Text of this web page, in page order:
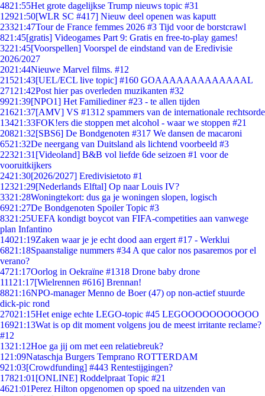
4821:55Het grote dagelijkse Trump nieuws topic #31
12921:50[WLR SC #417] Nieuw deel openen was kaputt
23321:47Tour de France femmes 2026 #3 Tijd voor de borstcrawl
821:45[gratis] Videogames Part 9: Gratis en free-to-play games!
3221:45[Voorspellen] Voorspel de eindstand van de Eredivisie
2026/2027
2021:44Nieuwe Marvel films. #12
21521:43[UEL/ECL live topic] #160 GOAAAAAAAAAAAAAL
271 21:42Post hier pas overleden muzikanten #32
9921:39[NPO1] Het Familiediner #23 - te allen tijden
21621:37[AMV] VS #1312 spammers van de internationale rechtsorde
13421:33FOK!ers die stoppen met alcohol - waar we stoppen #21
20821:32[SBS6] De Bondgenoten #317 We dansen de macaroni
6521:32De neergang van Duitsland als lichtend voorbeeld #3
22321:31 [Videoland] B&B vol liefde 6de seizoen #1 voor de
vooruitkijkers
2421:30[2026/2027] Eredivisietoto #1
12321:29[Nederlands Elftal] Op naar Louis IV?
3321:28Woningtekort: dus ga je woningen slopen, logisch
6921:27De Bondgenoten Spoiler Topic #3
8321:25UEFA kondigt boycot van FIFA-competities aan vanwege
plan Infantino
14021:19Zaken waar je je echt dood aan ergert #17 - Werklui
6821:18Spaanstalige nummers #34 A que calor nos pasaremos por el
verano?
4721:17Oorlog in Oekraïne #1318 Drone baby drone
111 21:17[Wielrennen #616] Brennan!
8821:16NPO-manager Menno de Boer (47) op non-actief stuurde
dick-pic rond
27021:15Het enige echte LEGO-topic #45 LEGOOOOOOOOOOO
16921:13Wat is op dit moment volgens jou de meest irritante reclame?
#12
1321:12Hoe ga jij om met een relatiebreuk?
1 21:09Nataschja Burgers Temprano ROTTERDAM
921:03[Crowdfunding] #443 Rentestijgingen?
17821:01 [ONLINE] Roddelpraat Topic #21
4621:01Perez Hilton opgenomen op spoed na uitzenden van